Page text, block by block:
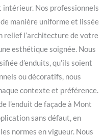
Nos professionnels
manière uniforme et lissée
relief l’architecture de votre
esthétique soignée. Nous
d’enduits, qu’ils soient
ou décoratifs, nous
contexte et préférence.
l’enduit de façade à Mont
sans défaut, en
normes en vigueur. Nous